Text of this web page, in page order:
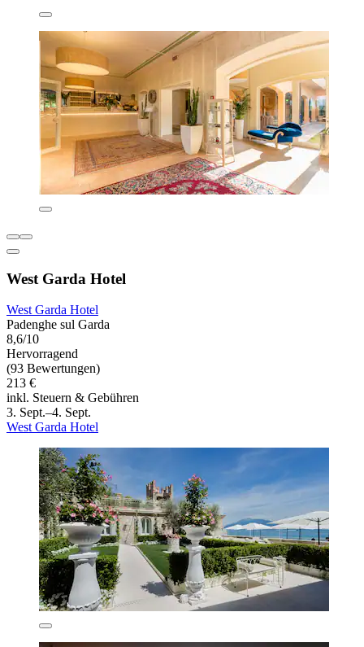
West Garda Hotel
West Garda Hotel
Padenghe sul Garda
8,6/10
Hervorragend
(93 Bewertungen)
213 €
inkl. Steuern & Gebühren
3. Sept.–4. Sept.
West Garda Hotel